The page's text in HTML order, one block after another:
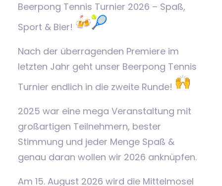
Beerpong Tennis Turnier 2026 – Spaß,
Sport & Bier!
Nach der überragenden Premiere im
letzten Jahr geht unser Beerpong Tennis
Turnier endlich in die zweite Runde!
2025 war eine mega Veranstaltung mit
großartigen Teilnehmern, bester
Stimmung und jeder Menge Spaß &
genau daran wollen wir 2026 anknüpfen.
Am 15. August 2026 wird die Mittelmosel